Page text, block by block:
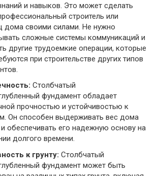
и навыков. Это может сделать
строитель или
дома своими силами. Не нужно
сложные системы коммуникаций и
другие трудоемкие операции, которые
при строительстве других типов
Столбчатый
фундамент обладает
прочностью и устойчивостью к
Он способен выдерживать вес дома
обеспечивать его надежную основу на
долгого времени.
к грунту: Столбчатый
фундамент может быть